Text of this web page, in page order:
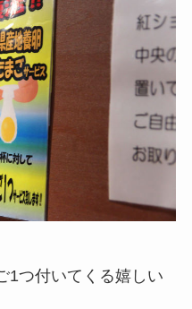
1つ付いてくる嬉しい